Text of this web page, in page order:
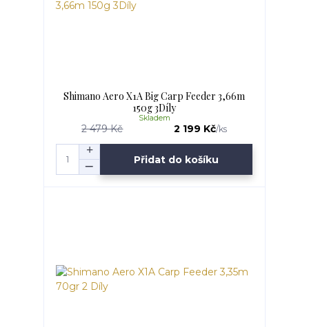
Shimano Aero X1A Big Carp Feeder 3,66m
150g 3Díly
2 479 Kč 2 199 Kč/ks
Skladem
Přidat do košíku